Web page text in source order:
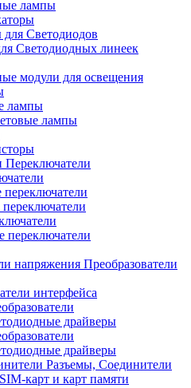
лампы
для Светодиодов
Светодиодных линеек
модули для освещения
лампы
лампы
Переключатели
переключатели
Преобразователи
интерфейса
драйверы
драйверы
Разъемы, Соединители
карт и карт памяти